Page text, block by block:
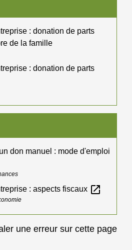
: donation de parts
de la famille
: donation de parts
don manuel : mode d'emploi
: aspects fiscaux open_in_new
une erreur sur cette page